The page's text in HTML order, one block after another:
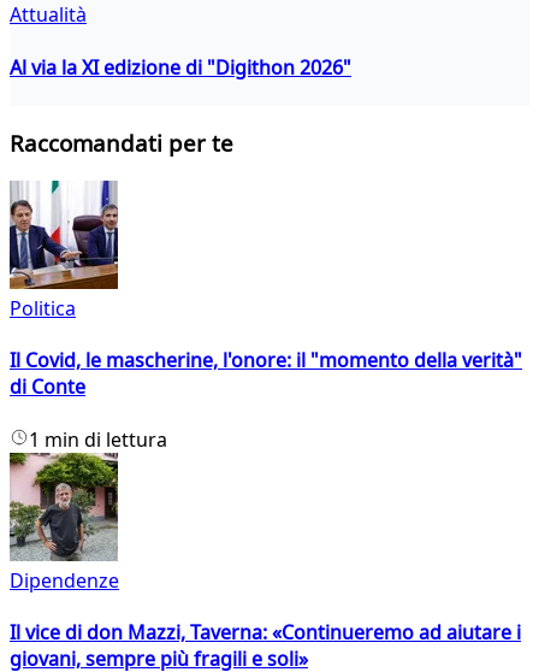
Attualità
Al via la XI edizione di "Digithon 2026"
Raccomandati per te
Politica
Il Covid, le mascherine, l'onore: il "momento della verità"
di Conte
1 min di lettura
Dipendenze
Il vice di don Mazzi, Taverna: «Continueremo ad aiutare i
giovani, sempre più fragili e soli»